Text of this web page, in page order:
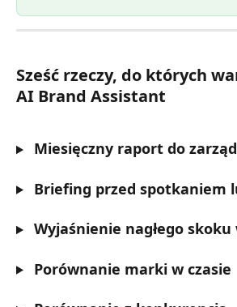
Sześć rzeczy, do których
AI Brand Assistant
Miesięczny raport do
Briefing przed spotkaniem
Wyjaśnienie nagłego
Porównanie marki w czasie